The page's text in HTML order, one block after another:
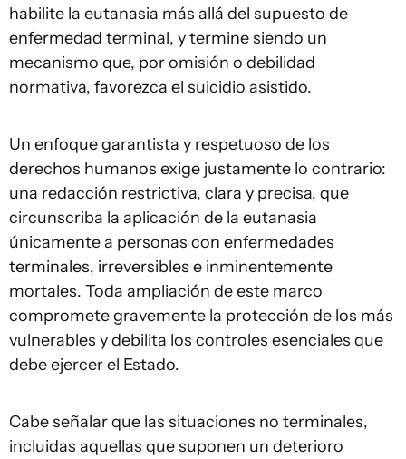
habilite la eutanasia más allá del supuesto de
enfermedad terminal, y termine siendo un
mecanismo que, por omisión o debilidad
normativa, favorezca el suicidio asistido.
Un enfoque garantista y respetuoso de los
derechos humanos exige justamente lo contrario:
una redacción restrictiva, clara y precisa, que
circunscriba la aplicación de la eutanasia
únicamente a personas con enfermedades
terminales, irreversibles e inminentemente
mortales. Toda ampliación de este marco
compromete gravemente la protección de los más
vulnerables y debilita los controles esenciales que
debe ejercer el Estado.
Cabe señalar que las situaciones no terminales,
incluidas aquellas que suponen un deterioro